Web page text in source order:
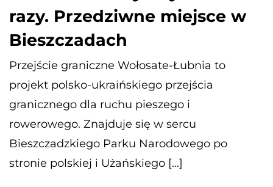
razy. Przedziwne miejsce w
Bieszczadach
Przejście graniczne Wołosate-Łubnia to
projekt polsko-ukraińskiego przejścia
granicznego dla ruchu pieszego i
rowerowego. Znajduje się w sercu
Bieszczadzkiego Parku Narodowego po
stronie polskiej i Użańskiego […]